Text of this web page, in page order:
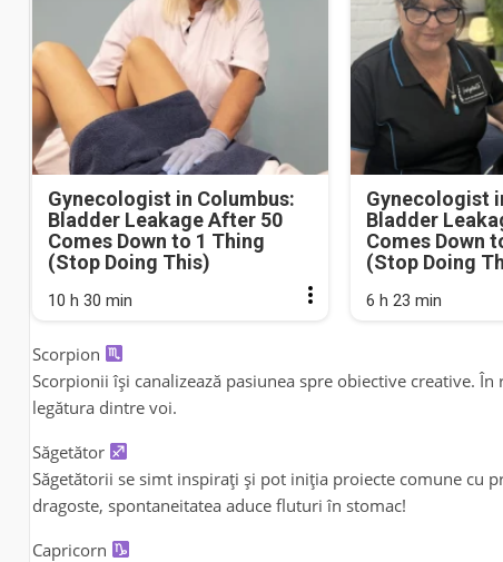
Gynecologist in Columbus:
Bladder Leakage After 50
Comes Down to 1 Thing
(Stop Doing This)
10 h 30 min
Gynecologist
Bladder
Comes Down
(Stop Doing
6 h 23 min
Scorpion
Scorpionii își canalizează pasiunea spre obiective creative.
legătura dintre voi.
Săgetător
Săgetătorii se simt inspirați și pot iniția proiecte comune cu
dragoste, spontaneitatea aduce fluturi în stomac!
Capricorn